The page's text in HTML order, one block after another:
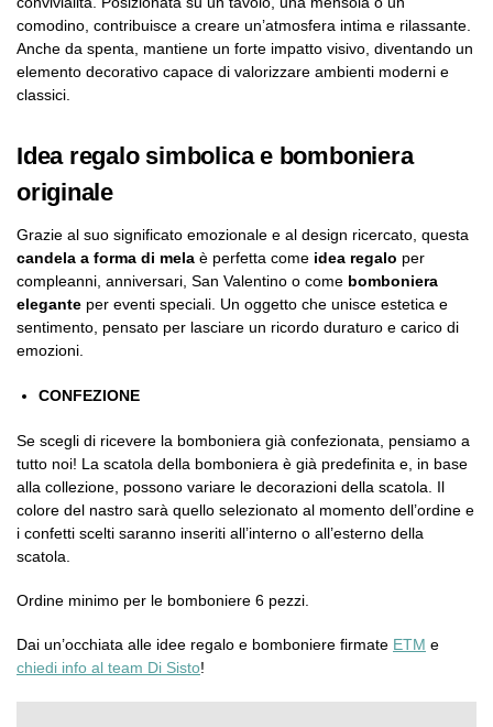
comodino, contribuisce a creare un’atmosfera intima e rilassante.
Anche da spenta, mantiene un forte impatto visivo, diventando un
elemento decorativo capace di valorizzare ambienti moderni e
classici.
Idea regalo simbolica e bomboniera
originale
Grazie al suo significato emozionale e al design ricercato, questa
candela a forma di mela è perfetta come idea regalo per
compleanni, anniversari, San Valentino o come bomboniera
elegante per eventi speciali. Un oggetto che unisce estetica e
sentimento, pensato per lasciare un ricordo duraturo e carico di
emozioni.
CONFEZIONE
Se scegli di ricevere la bomboniera già confezionata, pensiamo a
tutto noi! La scatola della bomboniera è già predefinita e, in base
alla collezione, possono variare le decorazioni della scatola. Il
colore del nastro sarà quello selezionato al momento dell’ordine e
i confetti scelti saranno inseriti all’interno o all’esterno della
scatola.
Ordine minimo per le bomboniere 6 pezzi.
Dai un’occhiata alle idee regalo e bomboniere firmate ETM e
chiedi info al team Di Sisto!